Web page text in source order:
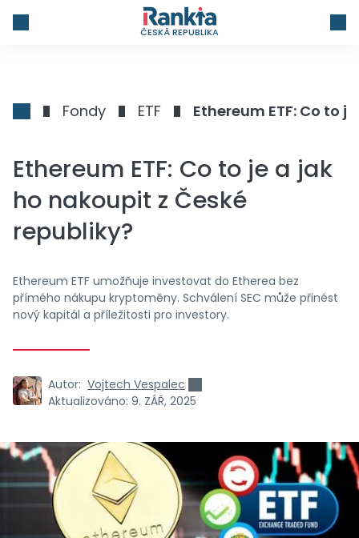
ČESKÁ REPUBLIKA
Fondy ETF Ethereum ETF: Co to
Ethereum ETF: Co to je a jak
ho nakoupit z České
republiky?
Ethereum ETF umožňuje investovat do Etherea bez
přímého nákupu kryptoměny. Schválení SEC může přinést
nový kapitál a příležitosti pro investory.
Autor: Vojtech Vespalec
Aktualizováno: 9. ZÁŘ, 2025